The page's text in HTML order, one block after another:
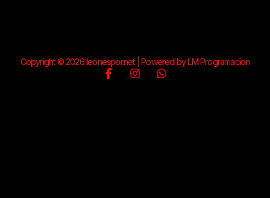
Copyright © 2026 leonespor.net | Powered by LM Programacion